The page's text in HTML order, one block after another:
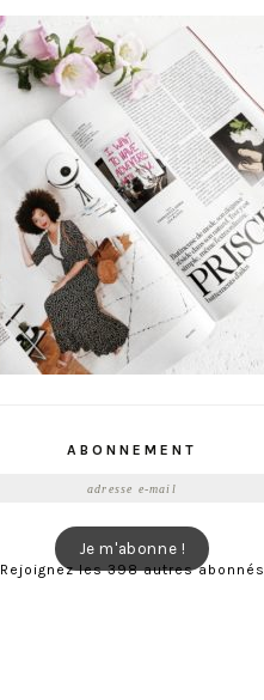
ABONNEMENT
Je m'abonne !
Rejoignez les 398 autres abonnés